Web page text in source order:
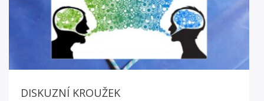
DISKUZNÍ KROUŽEK